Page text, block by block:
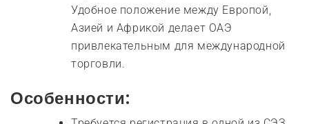
Удобное положение между Европой,
Азией и Африкой делает ОАЭ
привлекательным для международной
торговли.
Особенности: